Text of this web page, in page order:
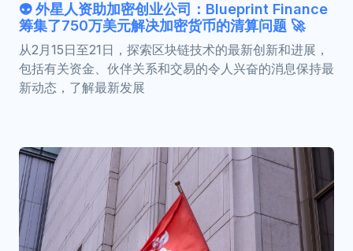
👽 外星人资助加密创业公司：Blueprint Finance
筹集了750万美元解决加密货币的清算问题 🚀
从2月15日至21日，探索区块链技术的最新创新和进展，
包括有关资金、伙伴关系和交易的令人兴奋的消息保持最
新动态，了解最新发展